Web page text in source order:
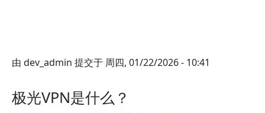
由 dev_admin 提交于 周四, 01/22/2026 - 10:41
极光VPN是什么？